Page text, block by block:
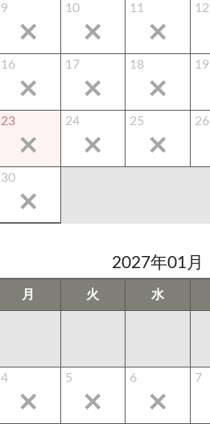
9 10 11 12
16 17 18 19
23 24 25 26
30
2027年01月
月 火 水
4 5 6 7